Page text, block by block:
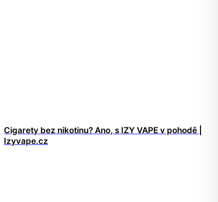
Cigarety bez nikotinu? Ano, s IZY VAPE v pohodě |
Izyvape.cz